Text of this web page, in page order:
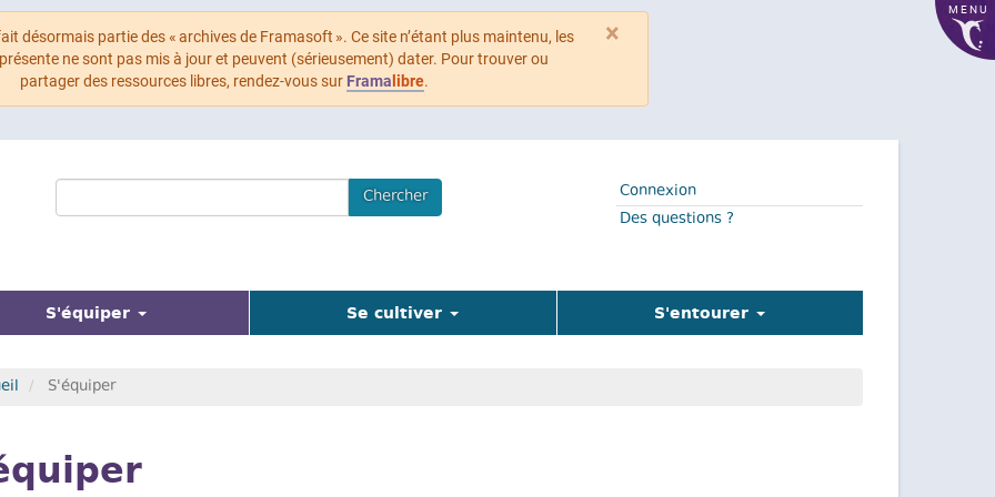
×
désormais partie des « archives de Framasoft ». Ce site n’étant plus maintenu, les
ne sont pas mis à jour et peuvent (sérieusement) dater. Pour trouver ou
partager des ressources libres, rendez-vous sur Frama libre.
MENU
Search
Terms
Chercher
Connexion
Des questions ?
S'équiper (actuel) Se cultiver S'entourer
S'équiper